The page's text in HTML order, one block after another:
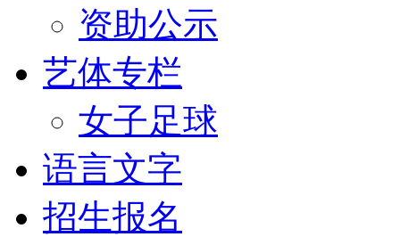
资助公示
艺体专栏
女子足球
语言文字
招生报名